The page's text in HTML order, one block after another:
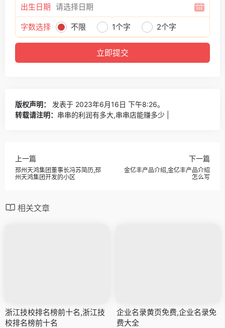
出生日期
字数选择 不限 1个字 2个字
版权声明：
发表于 2023年6月16日 下午8:26。
转载请注明： 串串的利润有多大,串串店能赚多少 |
上一篇
邳州天鸿集团董事长冯苏简历,邳
州天鸿集团开发的小区
下一篇
金亿丰产品介绍,金亿丰产品介绍
怎么写
相关文章
浙江技校排名榜前十名,浙江技
校排名榜前十名
企业名录黄页免费,企业名录免
费大全